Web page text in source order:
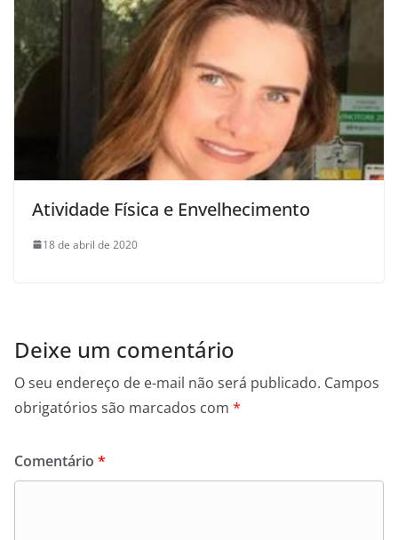
Atividade Física e Envelhecimento
18 de abril de 2020
Deixe um comentário
O seu endereço de e-mail não será publicado. Campos
obrigatórios são marcados com *
Comentário *